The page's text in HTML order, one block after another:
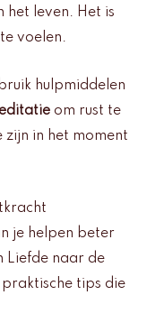
het leven. Het is
te voelen.
hulpmiddelen
om rust te
in het moment
je helpen beter
Liefde naar de
tips die